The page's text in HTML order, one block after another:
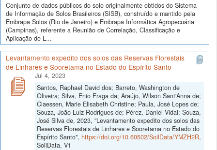
Conjunto de dados públicos do solo originalmente obtidos do Sistema
de Informação de Solos Brasileiros (SISB), construído e mantido pela
Embrapa Solos (Rio de Janeiro) e Embrapa Informática Agropecuária
(Campinas), referente a Reunião de Correlação, Classificação e
Aplicação de L...
Levantamento expedito dos solos das Reservas Florestais
de Linhares e Sooretama no Estado do Espírito Santo
Jul 4, 2023
Santos, Raphael David dos; Barreto, Washington de
Oliveira; Silva, Enio Fraga da; Araújo, Wilson Sant'Anna de;
Claessen, Marie Elisabeth Christine; Paula, José Lopes de;
Souza, João Luiz Rodrigues de; Pérez, Daniel Vidal; Souza,
José Silva de, 2023, "Levantamento expedito dos solos das
Reservas Florestais de Linhares e Sooretama no Estado do
Espírito Santo", https://doi.org/10.60502/SoilData/YMZH2R,
SoilData, V1